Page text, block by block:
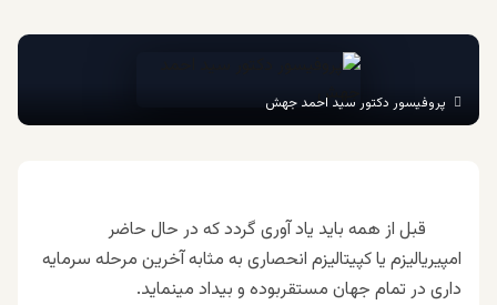
پروفیسور دکتور سید احمد جهش
قبل از همه باید یاد آوری گردد که در حال حاضر
امپیریالیزم یا کپیتالیزم انحصاری به مثابه آخرین مرحله سرمایه
داری در تمام جهان مستقربوده و بیداد مینماید.